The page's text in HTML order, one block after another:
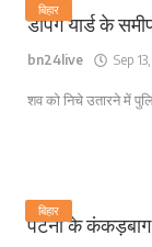
बिहार
डंपिंग यार्ड के
bn24live Sep
शव को निचे उतारने में
बिहार
पटना के कंकड़बाग